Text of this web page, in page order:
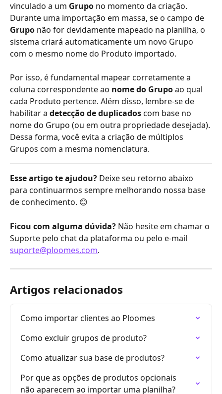
vinculado a um Grupo no momento da criação.
Durante uma importação em massa, se o campo de
Grupo não for devidamente mapeado na planilha, o
sistema criará automaticamente um novo Grupo
com o mesmo nome do Produto importado.
Por isso, é fundamental mapear corretamente a
coluna correspondente ao nome do Grupo ao qual
cada Produto pertence. Além disso, lembre-se de
habilitar a detecção de duplicados com base no
nome do Grupo (ou em outra propriedade desejada).
Dessa forma, você evita a criação de múltiplos
Grupos com a mesma nomenclatura.
Esse artigo te ajudou? Deixe seu retorno abaixo
para continuarmos sempre melhorando nossa base
de conhecimento. 😊
Ficou com alguma dúvida? Não hesite em chamar o
Suporte pelo chat da plataforma ou pelo e-mail
suporte@ploomes.com.
Artigos relacionados
Como importar clientes ao Ploomes
Como excluir grupos de produto?
Como atualizar sua base de produtos?
Por que as opções de produtos opcionais
não aparecem ao importar uma planilha?